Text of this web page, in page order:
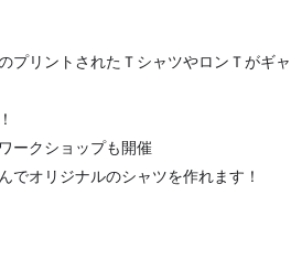
プリントされたＴシャツやロンＴがギャ
ークショップも開催
でオリジナルのシャツを作れます！